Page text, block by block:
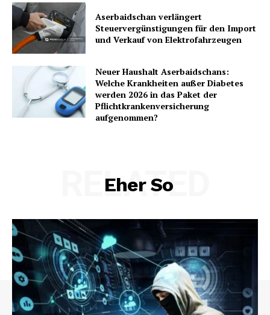
Aserbaidschan verlängert
Steuervergünstigungen für den Import
und Verkauf von Elektrofahrzeugen
Neuer Haushalt Aserbaidschans:
Welche Krankheiten außer Diabetes
werden 2026 in das Paket der
Pflichtkrankenversicherung
aufgenommen?
Eher So
RELATED